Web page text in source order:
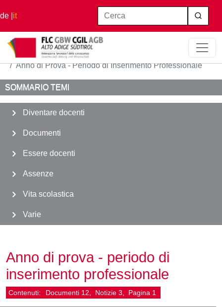
Salta al contenuto principale
de it Cerca
Home
Diventare docenti
Anno di Prova - Periodo di Inserimento Professionale
Anno di prova - periodo di
inserimento professionale
Contenuti: Documenti 12 Notizie 3 Pagina 1
SOMMARIO TEMI
Diventare docenti
Documenti
Essere docenti
Assenze
Vita scolastica
Varie